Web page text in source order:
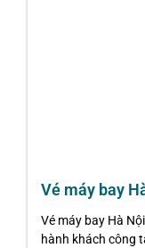
Vé máy bay
Vé máy bay Hà
hành khách công